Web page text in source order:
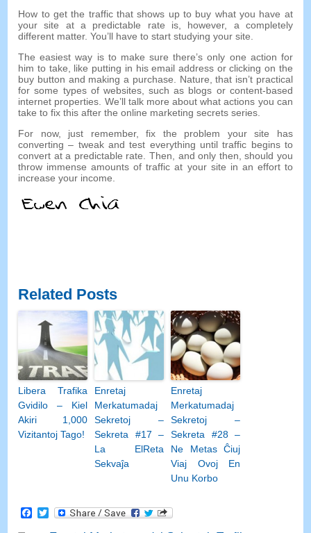
How to get the traffic that shows up to buy what you have at
your site at a predictable rate is, however, a completely
different matter.You’ll have to start studying your site.
The easiest way is to make sure there’s only one action for
him to take, like putting in his email address or clicking on the
buy button and making a purchase. Nature,that isn’t practical
for some types of websites,such as blogs or content-based
internet properties. We’ll talk more about what actions you can
take to fix this after the online marketing secrets series.
For now, just remember,fix the problem your site has
converting – tweak and test everything until traffic begins to
convert at a predictable rate.Then, and only then,should you
throw immense amounts of traffic at your site in an effort to
increase your income.
Related Posts
Libera Trafika
Gvidilo – Kiel
Akiri 1,000
Vizitantoj Tago!
Enretaj
Merkatumadaj
Sekretoj –
Sekreta #17 –
La ElReta
Sekvaĵa
Enretaj
Merkatumadaj
Sekretoj –
Sekreta #28 –
Ne Metas Ĉiuj
Viaj Ovoj En
Unu Korbo
Facebook
Twitter